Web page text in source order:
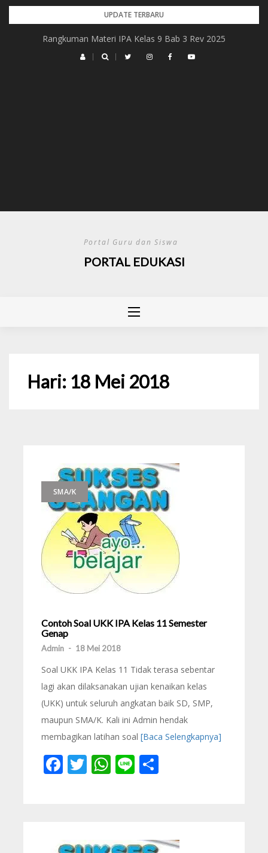
Skip
UPDATE TERBARU
Rangkuman Materi IPA Kelas 9 Bab 3 Rev 2025
Portal Guru dan Siswa
PORTAL EDUKASI
Hari: 18 Mei 2018
SMA/K
Contoh Soal UKK IPA Kelas 11 Semester
Genap
Admin - 18 Mei 2018
Soal UKK IPA Kelas 11 Tidak terasa sebentar
lagi akan dilaksanakan ujian kenaikan kelas
(UKK) untuk seluruh angkatan baik SD, SMP,
maupun SMA/K. Kali ini Admin hendak
membagikan latihan soal [Baca Selengkapnya]
Facebook
Twitter
WhatsApp
Line